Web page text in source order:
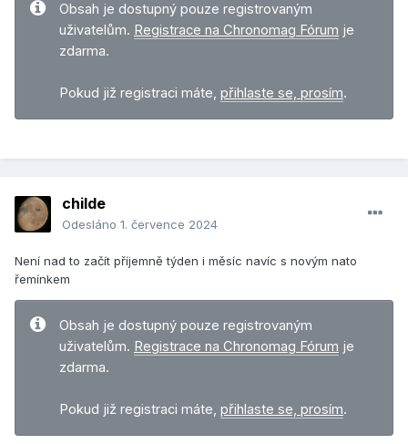
Obsah je dostupný pouze registrovaným
uživatelům. Registrace na Chronomag Fórum je
zdarma.
Pokud již registraci máte, přihlaste se, prosím.
childe
Odesláno 1. července 2024
Není nad to začít příjemně týden i měsíc navíc s novým nato
řemínkem
Obsah je dostupný pouze registrovaným
uživatelům. Registrace na Chronomag Fórum je
zdarma.
Pokud již registraci máte, přihlaste se, prosím.